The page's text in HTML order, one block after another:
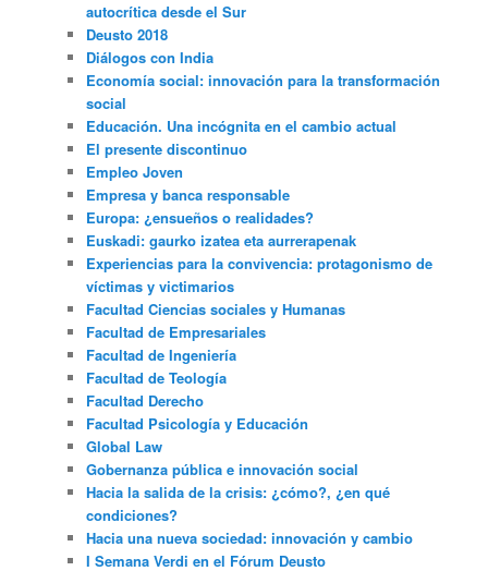
autocrítica desde el Sur
Deusto 2018
Diálogos con India
Economía social: innovación para la transformación
social
Educación. Una incógnita en el cambio actual
El presente discontinuo
Empleo Joven
Empresa y banca responsable
Europa: ¿ensueños o realidades?
Euskadi: gaurko izatea eta aurrerapenak
Experiencias para la convivencia: protagonismo de
víctimas y victimarios
Facultad Ciencias sociales y Humanas
Facultad de Empresariales
Facultad de Ingeniería
Facultad de Teología
Facultad Derecho
Facultad Psicología y Educación
Global Law
Gobernanza pública e innovación social
Hacia la salida de la crisis: ¿cómo?, ¿en qué
condiciones?
Hacia una nueva sociedad: innovación y cambio
I Semana Verdi en el Fórum Deusto